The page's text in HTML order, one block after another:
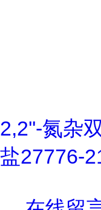
2,2''-氮杂
盐27776-